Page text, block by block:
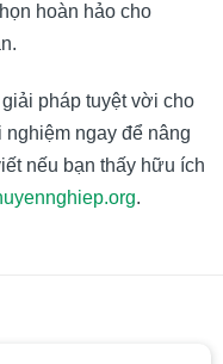
hoàn hảo cho
pháp tuyệt vời cho
ngay để nâng
nếu bạn thấy hữu ích
.